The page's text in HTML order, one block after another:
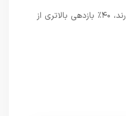
دورکاری یا تنظیم ساعت کاری دارند، ۴۰٪ بازدهی بالاتری از